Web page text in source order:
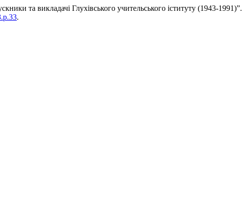
та викладачі Глухівського учительського іституту (1943-1991)”.
.